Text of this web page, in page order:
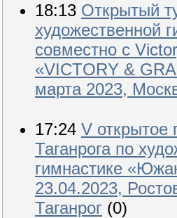
18:13 Открытый
художественной
совместно с
«VICTORY &
марта 2023,
17:24 V открытое
Таганрога по
гимнастике
23.04.2023,
Таганрог (0)